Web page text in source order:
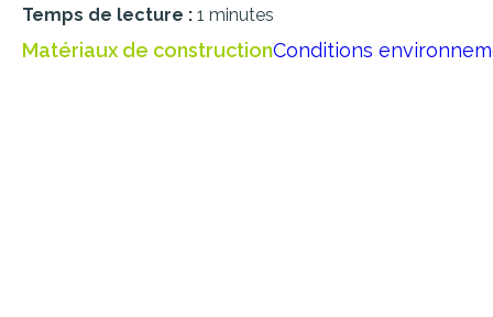
Temps de lecture : 1 minutes
Matériaux de constructionConditions